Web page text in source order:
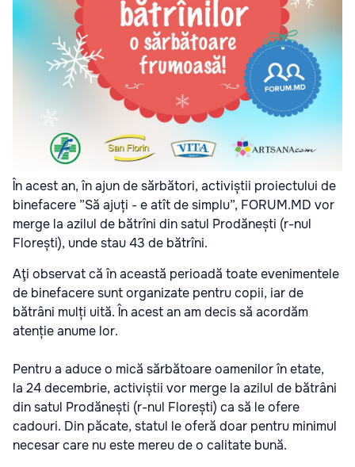
În acest an, în ajun de sărbători, activiștii proiectului de
binefacere ”Să ajuți - e atît de simplu”, FORUM.MD vor
merge la azilul de bătrîni din satul Prodănești (r-nul
Florești), unde stau 43 de bătrîni.
Aţi observat că în această perioadă toate evenimentele
de binefacere sunt organizate pentru copii, iar de
bătrâni mulți uită. În acest an am decis să acordăm
atenție anume lor.
Pentru a aduce o mică sărbătoare oamenilor în etate,
la 24 decembrie, activiștii vor merge la azilul de bătrâni
din satul Prodănești (r-nul Florești) ca să le ofere
cadouri. Din păcate, statul le oferă doar pentru minimul
necesar care nu este mereu de o calitate bună.